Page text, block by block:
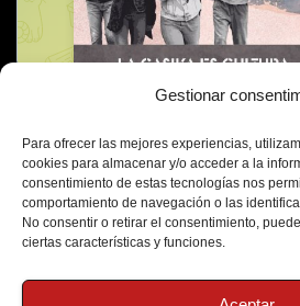
Gestionar
Para ofrecer las mejores experiencias,
cookies para almacenar y/o acceder a la
consentimiento de estas tecnologías nos
comportamiento de navegación o las
No consentir o retirar el consentimiento,
ciertas características y funciones.